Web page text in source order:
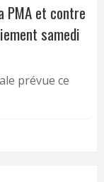
PMA et contre
samedi
prévue ce